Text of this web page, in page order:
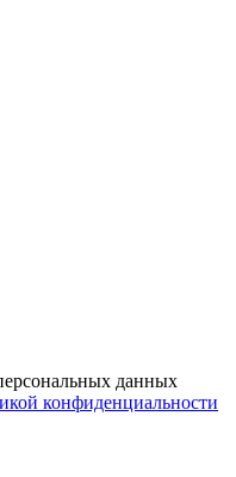
данных
конфиденциальности